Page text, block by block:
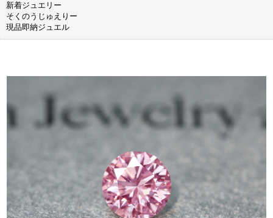
新着ジュエリー
そくのうじゅえりー
現品即納ジュエル